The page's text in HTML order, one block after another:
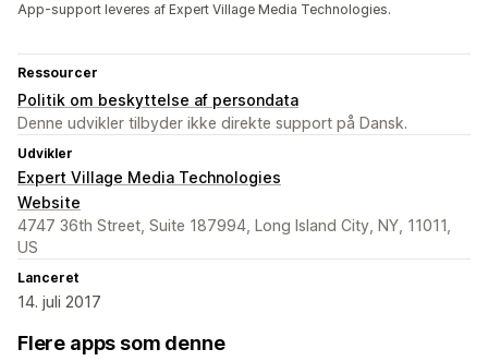
App-support leveres af Expert Village Media Technologies.
Ressourcer
Politik om beskyttelse af persondata
Denne udvikler tilbyder ikke direkte support på Dansk.
Udvikler
Expert Village Media Technologies
Website
4747 36th Street, Suite 187994, Long Island City, NY, 11011,
US
Lanceret
14. juli 2017
Flere apps som denne